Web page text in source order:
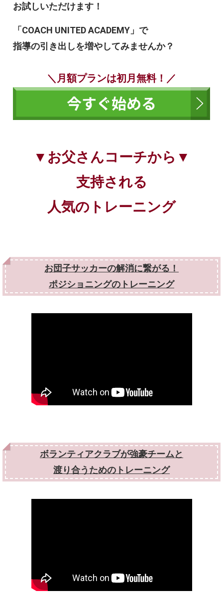
お試しいただけます！
「COACH UNITED ACADEMY」で
指導の引き出しを増やしてみませんか？
＼月額プランは初月無料！／
▼お父さんコーチから▼
支持される
人気のトレーニング
お団子サッカーの解消に繋がる！
ポジショニングのトレーニング
ボランティアクラブが強豪チームと
渡り合うためのトレーニング